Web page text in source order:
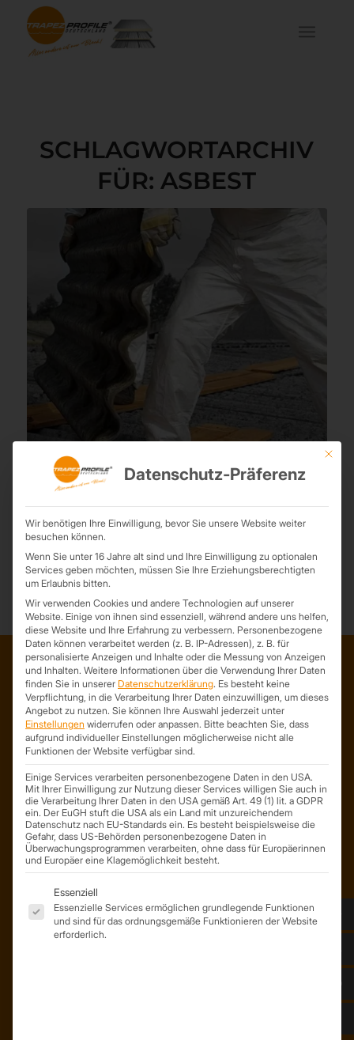
SCHLAGWORTARCHIV
FÜR:ASBEST
Asbestsanierung
12. September 2023
Unser Team bietet eine detaillierte Beratung, um Ihnen bei der
Planung und Umsetzung von Asbestsanierungs- und
Rückbauprojekten zu helfen.
ADRESSE
Trapezprofile Deutschland
ist ein Geschäftsbereich der
On Spot Service GmbH
Söllichauer Straße 7
04356 Leipzig
Deutschland
Mail: info@trapezprofile-deutschland.de
Tel.: +49 341 520 19 139
Mit
Datenschutz-Präferenz
Wir benötigen Ihre Einwilligung, bevor Sie unsere Website weiter
besuchen können.
Wenn Sie unter 16 Jahre alt sind und Ihre Einwilligung zu optionalen
Services geben möchten, müssen Sie Ihre Erziehungsberechtigten
um Erlaubnis bitten.
Wir verwenden Cookies und andere Technologien auf unserer
Website. Einige von ihnen sind essenziell, während andere uns helfen,
diese Website und Ihre Erfahrung zu verbessern. Personenbezogene
Daten können verarbeitet werden (z. B. IP-Adressen), z. B. für
personalisierte Anzeigen und Inhalte oder die Messung von Anzeigen
und Inhalten. Weitere Informationen über die Verwendung Ihrer Daten
finden Sie in unserer Datenschutzerklärung. Es besteht keine
Verpflichtung, in die Verarbeitung Ihrer Daten einzuwilligen, um dieses
Angebot zu nutzen. Sie können Ihre Auswahl jederzeit unter
Einstellungen widerrufen oder anpassen. Bitte beachten Sie, dass
aufgrund individueller Einstellungen möglicherweise nicht alle
Funktionen der Website verfügbar sind.
Einige Services verarbeiten personenbezogene Daten in den USA.
Mit Ihrer Einwilligung zur Nutzung dieser Services willigen Sie auch in
die Verarbeitung Ihrer Daten in den USA gemäß Art. 49 (1) lit. a GDPR
ein. Der EuGH stuft die USA als ein Land mit unzureichendem
Datenschutz nach EU-Standards ein. Es besteht beispielsweise die
Gefahr, dass US-Behörden personenbezogene Daten in
Überwachungsprogrammen verarbeiten, ohne dass für Europäerinnen
und Europäer eine Klagemöglichkeit besteht.
Es folgt eine Liste der Service-Gruppen, für die eine
Essenziell
Essenzielle Services ermöglichen grundlegende Funktionen
und sind für das ordnungsgemäße Funktionieren der Website
erforderlich.